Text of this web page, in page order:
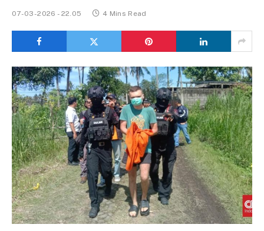
07-03-2026 - 22.05 4 Mins Read